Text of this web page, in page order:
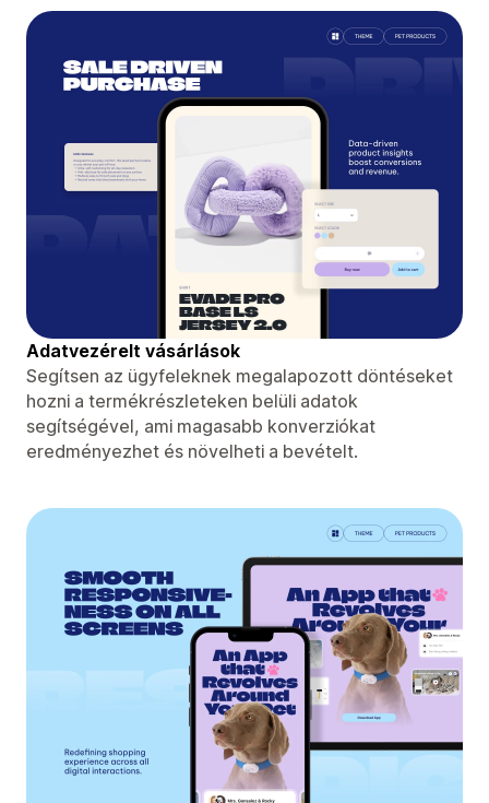
Adatvezérelt vásárlások
Segítsen az ügyfeleknek megalapozott döntéseket
hozni a termékrészleteken belüli adatok
segítségével, ami magasabb konverziókat
eredményezhet és növelheti a bevételt.